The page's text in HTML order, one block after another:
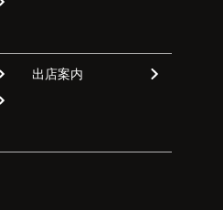
出店案内